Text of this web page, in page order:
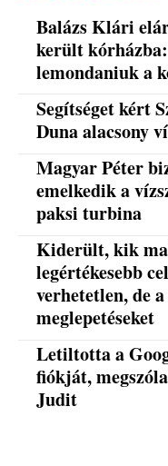
Balázs Klári
került
lemondaniuk a
Segítséget kért
Duna alacsony
Magyar Péter
emelkedik a
paksi turbina
Kiderült, kik
legértékesebb
verhetetlen, de
meglepetéseket
Letiltotta a
fiókját,
Judit